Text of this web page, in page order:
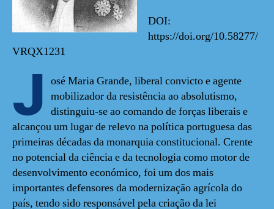
DOI:
https://doi.org/10.58277/
VRQX1231
J osé Maria Grande, liberal convicto e agente
mobilizador da resistência ao absolutismo,
distinguiu-se ao comando de forças liberais e
alcançou um lugar de relevo na política portuguesa das
primeiras décadas da monarquia constitucional. Crente
no potencial da ciência e da tecnologia como motor de
desenvolvimento económico, foi um dos mais
importantes defensores da modernização agrícola do
país, tendo sido responsável pela criação da lei